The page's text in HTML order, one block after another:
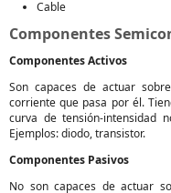
Cable
Componentes
Componentes Activos
Son capaces de actuar
corriente que pasa por él.
curva de tensión-intensidad
Ejemplos: diodo, transistor.
Componentes Pasivos
No son capaces de actuar